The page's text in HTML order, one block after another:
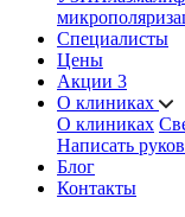
Специалисты
Цены
Акции 3
О клиниках
О клиниках
Написать
Блог
Контакты